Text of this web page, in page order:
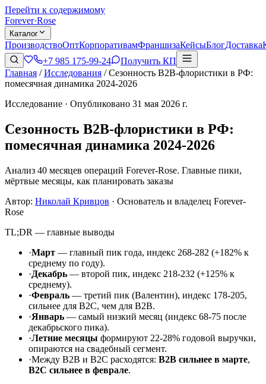
Перейти к содержимому
Forever·Rose
Каталог
ПроизводствоОптКорпоративамФраншизаКейсыБлогДоставка
+7 985 175-99-24
Получить КП
Главная / Исследования /Сезонность B2B-флористики в РФ:
помесячная динамика 2024-2026
Исследование · Опубликовано 31 мая 2026 г.
Сезонность B2B-флористики в РФ:
помесячная динамика 2024-2026
Анализ 40 месяцев операций Forever-Rose. Главные пики,
мёртвые месяцы, как планировать заказы
Автор: Николай Кривцов · Основатель и владелец Forever-
Rose
TL;DR — главные выводы
·Март — главный пик года, индекс 268-282 (+182% к
среднему по году).
·Декабрь — второй пик, индекс 218-232 (+125% к
среднему).
·Февраль — третий пик (Валентин), индекс 178-205,
сильнее для B2C, чем для B2B.
·Январь — самый низкий месяц (индекс 68-75 после
декабрьского пика).
·Летние месяцы формируют 22-28% годовой выручки,
опираются на свадебный сегмент.
·Между B2B и B2C расходятся: B2B сильнее в марте,
B2C сильнее в феврале.